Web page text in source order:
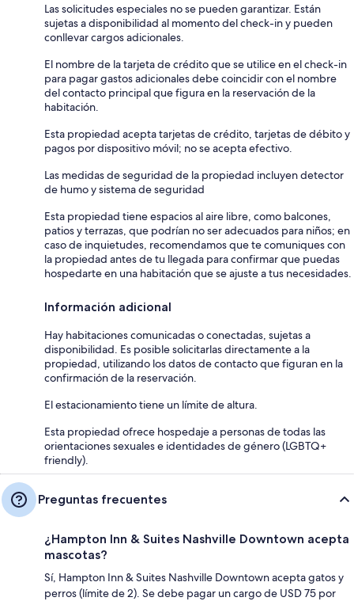
Las solicitudes especiales no se pueden garantizar. Están
sujetas a disponibilidad al momento del check-in y pueden
conllevar cargos adicionales.
El nombre de la tarjeta de crédito que se utilice en el check-in
para pagar gastos adicionales debe coincidir con el nombre
del contacto principal que figura en la reservación de la
habitación.
Esta propiedad acepta tarjetas de crédito, tarjetas de débito y
pagos por dispositivo móvil; no se acepta efectivo.
Las medidas de seguridad de la propiedad incluyen detector
de humo y sistema de seguridad
Esta propiedad tiene espacios al aire libre, como balcones,
patios y terrazas, que podrían no ser adecuados para niños; en
caso de inquietudes, recomendamos que te comuniques con
la propiedad antes de tu llegada para confirmar que puedas
hospedarte en una habitación que se ajuste a tus necesidades.
Información adicional
Hay habitaciones comunicadas o conectadas, sujetas a
disponibilidad. Es posible solicitarlas directamente a la
propiedad, utilizando los datos de contacto que figuran en la
confirmación de la reservación.
El estacionamiento tiene un límite de altura.
Esta propiedad ofrece hospedaje a personas de todas las
orientaciones sexuales e identidades de género (LGBTQ+
friendly).
Preguntas frecuentes
¿Hampton Inn & Suites Nashville Downtown acepta
mascotas?
Sí, Hampton Inn & Suites Nashville Downtown acepta gatos y
perros (límite de 2). Se debe pagar un cargo de USD 75 por